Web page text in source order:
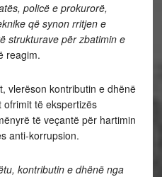
policë e prokurorë,
që synon rritjen e
strukturave për zbatimin e
reagim.
vlerëson kontributin e dhënë
ofrimit të ekspertizës
të veçantë për hartimin
anti-korrupsion.
kontributin e dhënë nga